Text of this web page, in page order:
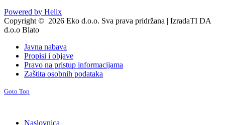
Powered by Helix
Copyright © 2026 Eko d.o.o. Sva prava pridržana | IzradaTI DA
d.o.o Blato
Javna nabava
Propisi i objave
Pravo na pristup informacijama
Zaštita osobnih podataka
Goto Top
Naslovnica